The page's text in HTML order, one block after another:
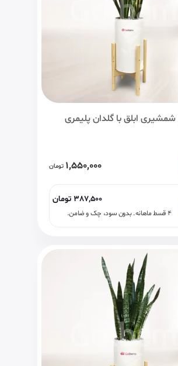
شمشیری ابلق با گلدان پلیمری
1,550,000 تومان
387,500 تومان
۴ قسط ماهانه. بدون سود، چک و ضامن.